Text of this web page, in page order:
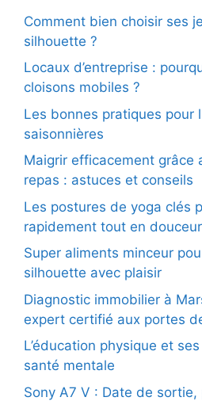
Comment bien choisir ses
silhouette ?
Locaux d’entreprise :
cloisons mobiles ?
Les bonnes pratiques pour
saisonnières
Maigrir efficacement grâce
repas : astuces et conseils
Les postures de yoga clés
rapidement tout en douceur
Super aliments minceur
silhouette avec plaisir
Diagnostic immobilier à
expert certifié aux portes
L’éducation physique et
santé mentale
Sony A7 V : Date de sortie,